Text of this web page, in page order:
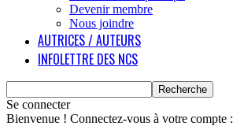
Devenir membre
Nous joindre
AUTRICES / AUTEURS
INFOLETTRE DES NCS
Se connecter
Bienvenue ! Connectez-vous à votre compte :